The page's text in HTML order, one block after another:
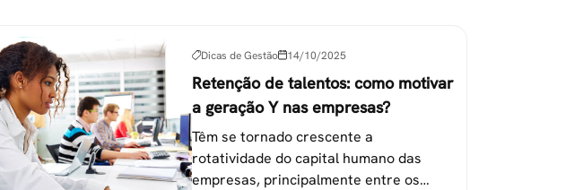
Dicas de Gestão 14/10/2025
Retenção de talentos: como motivar
a geração Y nas empresas?
Têm se tornado crescente a
rotatividade do capital humano das
empresas, principalmente entre os